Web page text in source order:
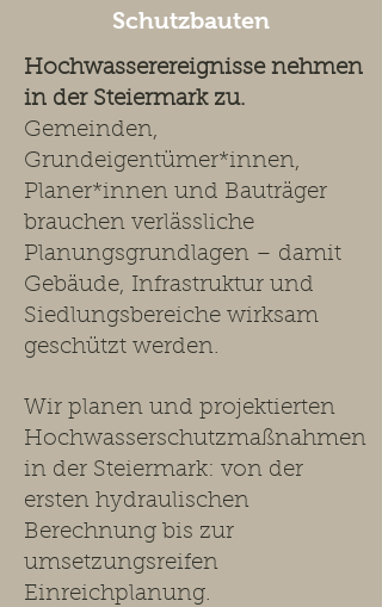
Schutzbauten
Hochwasserereignisse nehmen
in der Steiermark zu.
Gemeinden,
Grundeigentümer*innen,
Planer*innen und Bauträger
brauchen verlässliche
Planungsgrundlagen – damit
Gebäude, Infrastruktur und
Siedlungsbereiche wirksam
geschützt werden.
Wir planen und projektierten
Hochwasserschutzmaßnahmen
in der Steiermark: von der
ersten hydraulischen
Berechnung bis zur
umsetzungsreifen
Einreichplanung.​